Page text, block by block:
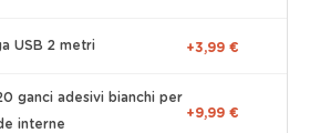
USB 2 metri +3,99 €
ganci adesivi bianchi per
interne
+9,99 €